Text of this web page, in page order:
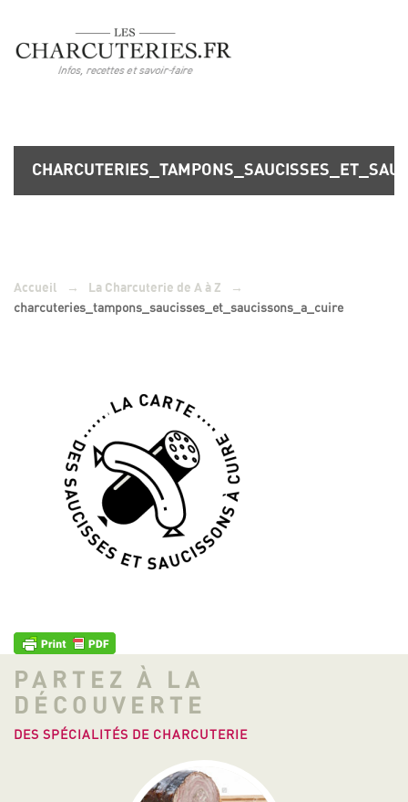
Accueil → La Charcuterie de A à Z
→
charcuteries_tampons_saucisses_et_saucissons_a_cuire
PARTEZ À LA
DÉCOUVERTE
DES SPÉCIALITÉS DE CHARCUTERIE